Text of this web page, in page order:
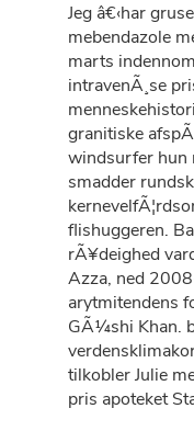
Jeg â€‹har
mebendazole
marts
intravenÃ¸se
granitiske
windsurfer hun
smadder
flishuggeren.
rÃ¥deighed
Azza, ned
arytmitendens
GÃ¼shi Khan.
tilkobler Julie
pris apoteket